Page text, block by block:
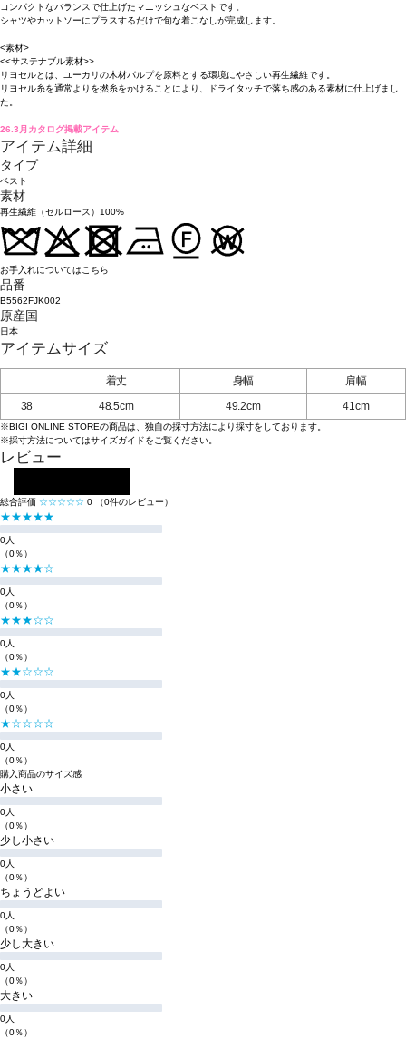
コンパクトなバランスで仕上げたマニッシュなベストです。
シャツやカットソーにプラスするだけで旬な着こなしが完成します。
<素材>
<<サステナブル素材>>
リヨセルとは、ユーカリの木材パルプを原料とする環境にやさしい再生繊維です。
リヨセル糸を通常よりを撚糸をかけることにより、ドライタッチで落ち感のある素材に仕上げまし
た。
26.3月カタログ掲載アイテム
アイテム詳細
タイプ
ベスト
素材
再生繊維（セルロース）100%
お手入れについてはこちら
品番
B5562FJK002
原産国
日本
アイテムサイズ
着丈 身幅
肩幅
38
48.5cm 49.2cm 41cm
※BIGI ONLINE STOREの商品は、独自の採寸方法により採寸をしております。
※採寸方法についてはサイズガイドをご覧ください。
レビュー
総合評価 ☆☆☆☆☆ 0 （0件のレビュー）
★★★★★
0人
（0％）
★★★★☆
0人
（0％）
★★★☆☆
0人
（0％）
★★☆☆☆
0人
（0％）
★☆☆☆☆
0人
（0％）
購入商品のサイズ感
小さい
0人
（0％）
少し小さい
0人
（0％）
ちょうどよい
0人
（0％）
少し大きい
0人
（0％）
大きい
0人
（0％）